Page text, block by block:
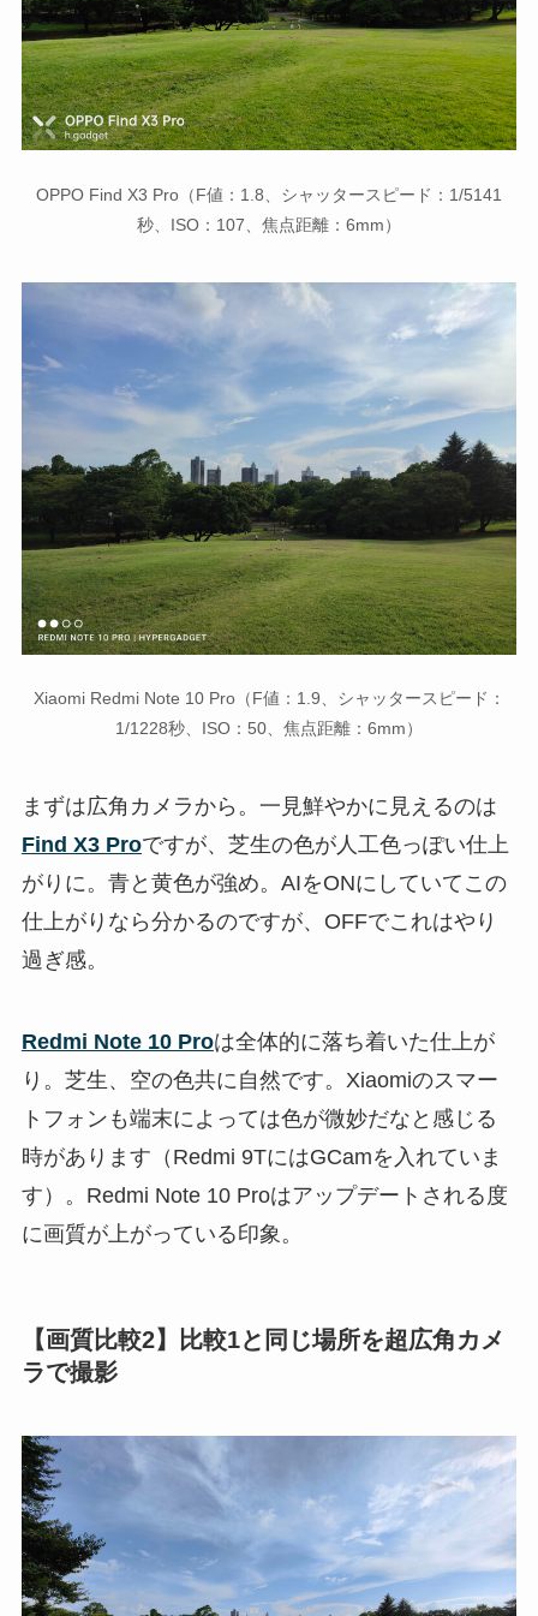
OPPO Find X3 Pro（F値：1.8、シャッタースピード：1/5141
秒、ISO：107、焦点距離：6mm）
Xiaomi Redmi Note 10 Pro（F値：1.9、シャッタースピード：
1/1228秒、ISO：50、焦点距離：6mm）
まずは広角カメラから。一見鮮やかに見えるのは
Find X3 Proですが、芝生の色が人工色っぽい仕上
がりに。青と黄色が強め。AIをONにしていてこの
仕上がりなら分かるのですが、OFFでこれはやり
過ぎ感。
Redmi Note 10 Proは全体的に落ち着いた仕上が
り。芝生、空の色共に自然です。Xiaomiのスマー
トフォンも端末によっては色が微妙だなと感じる
時があります（Redmi 9TにはGCamを入れていま
す）。Redmi Note 10 Proはアップデートされる度
に画質が上がっている印象。
【画質比較2】比較1と同じ場所を超広角カメ
ラで撮影